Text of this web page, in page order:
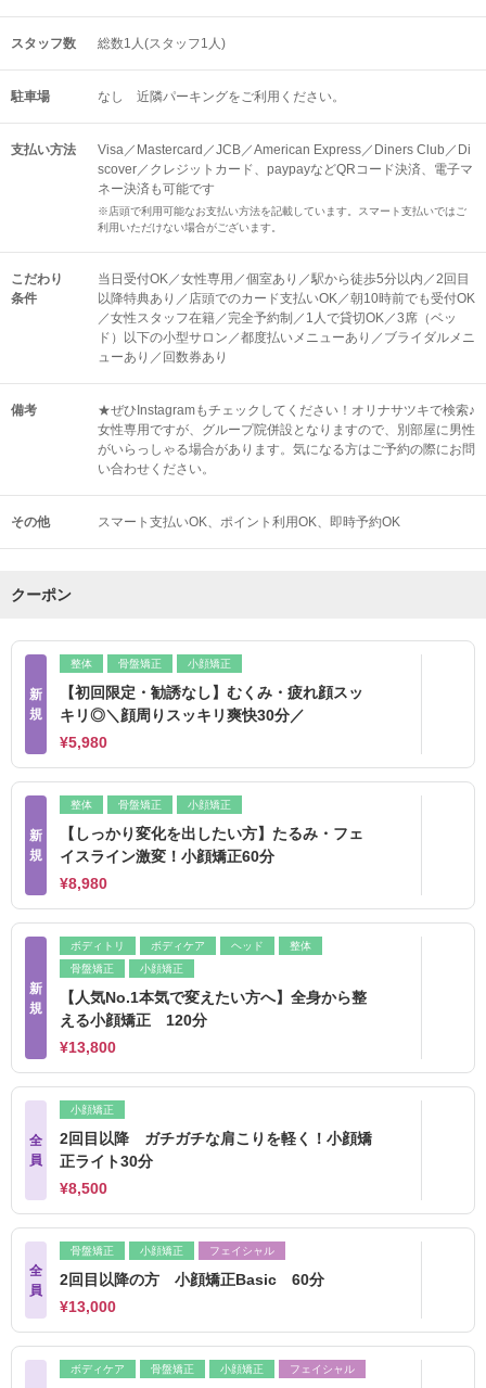
スタッフ数 総数1人(スタッフ1人)
駐車場 なし 近隣パーキングをご利用ください。
支払い方法
Visa／Mastercard／JCB／American Express／Diners Club／Di
scover／クレジットカード、paypayなどQRコード決済、電子マ
ネー決済も可能です
※店頭で利用可能なお支払い方法を記載しています。スマート支払いではご
利用いただけない場合がございます。
こだわり
条件
当日受付OK／女性専用／個室あり／駅から徒歩5分以内／2回目
以降特典あり／店頭でのカード支払いOK／朝10時前でも受付OK
／女性スタッフ在籍／完全予約制／1人で貸切OK／3席（ベッ
ド）以下の小型サロン／都度払いメニューあり／ブライダルメニ
ューあり／回数券あり
備考
★ぜひInstagramもチェックしてください！オリナサツキで検索♪
女性専用ですが、グループ院併設となりますので、別部屋に男性
がいらっしゃる場合があります。気になる方はご予約の際にお問
い合わせください。
その他 スマート支払いOK ポイント利用OK 即時予約OK
クーポン
新
規
整体 骨盤矯正 小顔矯正
【初回限定・勧誘なし】むくみ・疲れ顔スッ
キリ◎＼顔周りスッキリ爽快30分／
¥5,980
新
規
整体 骨盤矯正 小顔矯正
【しっかり変化を出したい方】たるみ・フェ
イスライン激変！小顔矯正60分
¥8,980
新
規
ボディトリ ボディケア ヘッド
整体
骨盤矯正
小顔矯正
【人気No.1本気で変えたい方へ】全身から整
える小顔矯正 120分
¥13,800
全
員
小顔矯正
2回目以降 ガチガチな肩こりを軽く！小顔矯
正ライト30分
¥8,500
全
員
骨盤矯正 小顔矯正 フェイシャル
2回目以降の方 小顔矯正Basic 60分
¥13,000
ボディケア 骨盤矯正 小顔矯正 フェイシャル